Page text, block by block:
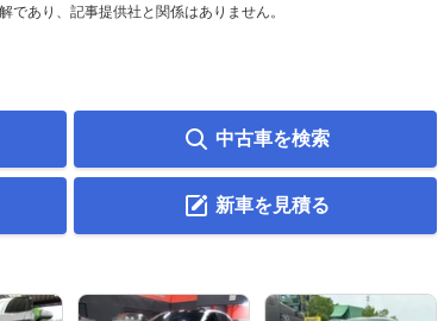
であり、記事提供社と関係はありません。
中古車を検索
新車を見積る